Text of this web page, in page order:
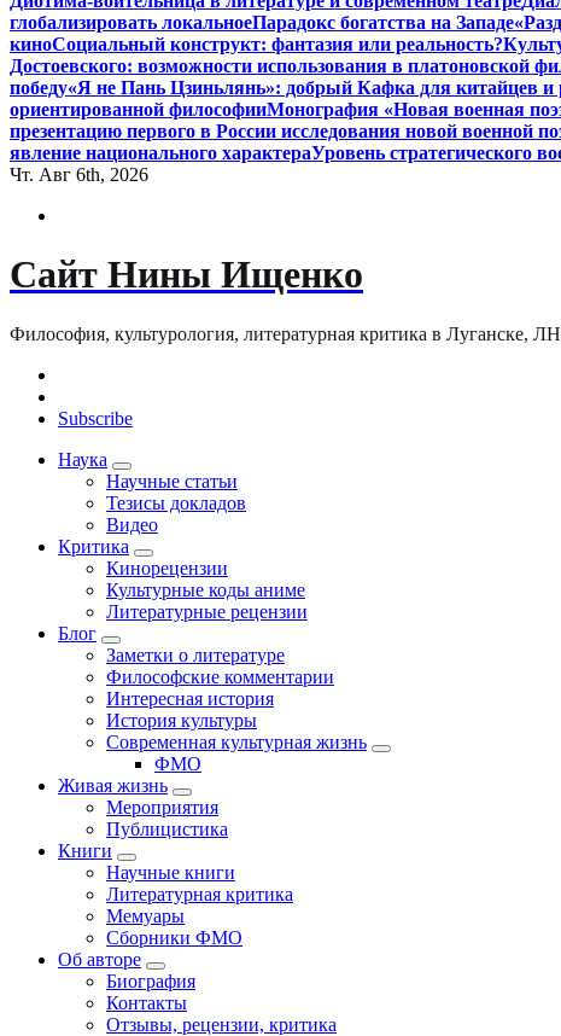
глобализировать локальноеПарадокс богатства на Западе
киноСоциальный конструкт: фантазия или реальность?
Достоевского: возможности использования в платоновской
победу«Я не Пань Цзиньлянь»: добрый Кафка для китайцев и
ориентированной философииМонография «Новая военная
презентацию первого в России исследования новой военной
явление национального характераУровень стратегического
Чт. Авг 6th, 2026
Сайт Нины Ищенко
Философия, культурология, литературная критика в Луганске,
Subscribe
Наука
Научные статьи
Тезисы докладов
Видео
Критика
Кинорецензии
Культурные коды аниме
Литературные рецензии
Блог
Заметки о литературе
Философские комментарии
Интересная история
История культуры
Современная культурная жизнь
ФМО
Живая жизнь
Мероприятия
Публицистика
Книги
Научные книги
Литературная критика
Мемуары
Сборники ФМО
Об авторе
Биография
Контакты
Отзывы, рецензии, критика